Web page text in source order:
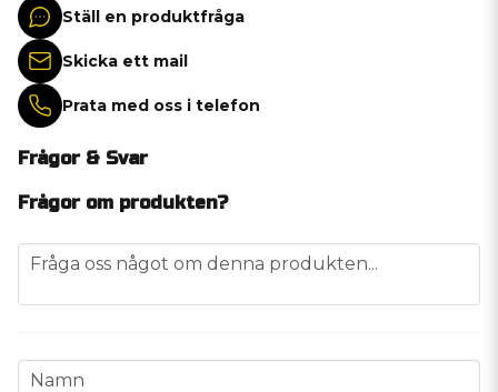
Ställ en produktfråga
Skicka ett mail
Prata med oss i telefon
Frågor & Svar
Frågor om produkten?
question
Fråga oss något om denna produkten...
name
Namn